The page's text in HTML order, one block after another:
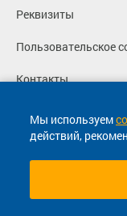
Мы используем
действий,
Реквизиты
Пользовательское
Контакты
Политика
Перевозчикам
© 2013-2026, ООО